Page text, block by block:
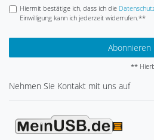
Hiermit bestätige ich, dass ich die
Einwilligung kann ich jederzeit widerrufen.**
Abonnieren
**
Nehmen Sie Kontakt mit uns auf